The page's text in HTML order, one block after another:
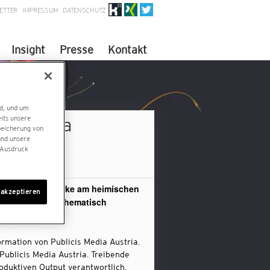
IMPRESSUM DATENSCHUTZ
Insight Presse Kontakt
Austria
digitale Marke am heimischen
Idee, thematisch
von Publicis Media Austria.
Media Austria. Treibende
Output verantwortlich.
und um
unsere
von
unsere